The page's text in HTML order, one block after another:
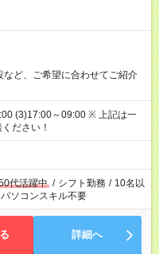
ど、ご希望に合わせてご紹介
～09:00 ※ 上記は一
ださい！
代活躍中 / シフト勤務 / 10名以
パソコンスキル不要
詳細へ